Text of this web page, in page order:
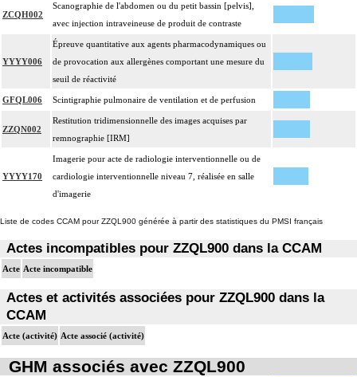
ZCQH002
Scanographie de l'abdomen ou du petit bassin [pelvis],
avec injection intraveineuse de produit de contraste
YYYY006
Épreuve quantitative aux agents pharmacodynamiques ou
de provocation aux allergènes comportant une mesure du
seuil de réactivité
GFQL006 Scintigraphie pulmonaire de ventilation et de perfusion
ZZQN002
Restitution tridimensionnelle des images acquises par
remnographie [IRM]
YYYY170
Imagerie pour acte de radiologie interventionnelle ou de
cardiologie interventionnelle niveau 7, réalisée en salle
d'imagerie
Liste de codes CCAM pour ZZQL900 générée à partir des statistiques du PMSI français
Actes incompatibles pour ZZQL900 dans la CCAM
Acte Acte incompatible
Actes et activités associées pour ZZQL900 dans la
CCAM
Acte (activité) Acte associé (activité)
GHM associés avec ZZQL900